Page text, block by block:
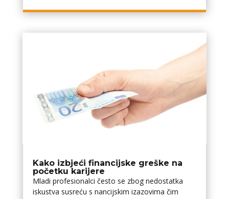
Kako izbjeći financijske greške na
početku karijere
Mladi profesionalci često se zbog nedostatka
iskustva susreću s financijskim izazovima čim